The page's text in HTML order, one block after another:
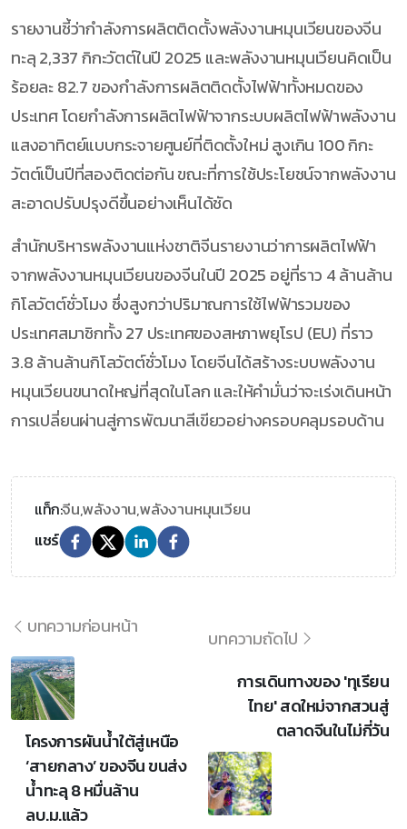
รายงานชี้ว่ากำลังการผลิตติดตั้งพลังงานหมุนเวียนของจีน
ทะลุ 2,337 กิกะวัตต์ในปี 2025 และพลังงานหมุนเวียนคิดเป็น
ร้อยละ 82.7 ของกำลังการผลิตติดตั้งไฟฟ้าทั้งหมดของ
ประเทศ โดยกำลังการผลิตไฟฟ้าจากระบบผลิตไฟฟ้าพลังงาน
แสงอาทิตย์แบบกระจายศูนย์ที่ติดตั้งใหม่ สูงเกิน 100 กิกะ
วัตต์เป็นปีที่สองติดต่อกัน ขณะที่การใช้ประโยชน์จากพลังงาน
สะอาดปรับปรุงดีขึ้นอย่างเห็นได้ชัด
สำนักบริหารพลังงานแห่งชาติจีนรายงานว่าการผลิตไฟฟ้า
จากพลังงานหมุนเวียนของจีนในปี 2025 อยู่ที่ราว 4 ล้านล้าน
กิโลวัตต์ชั่วโมง ซึ่งสูงกว่าปริมาณการใช้ไฟฟ้ารวมของ
ประเทศสมาชิกทั้ง 27 ประเทศของสหภาพยุโรป (EU) ที่ราว
3.8 ล้านล้านกิโลวัตต์ชั่วโมง โดยจีนได้สร้างระบบพลังงาน
หมุนเวียนขนาดใหญ่ที่สุดในโลก และให้คำมั่นว่าจะเร่งเดินหน้า
การเปลี่ยนผ่านสู่การพัฒนาสีเขียวอย่างครอบคลุมรอบด้าน
แท็ก:จีน,พลังงาน,พลังงานหมุนเวียน
แชร์
บทความก่อนหน้า
โครงการผันน้ำใต้สู่เหนือ
‘สายกลาง’ ของจีน ขนส่ง
น้ำทะลุ 8 หมื่นล้าน
ลบ.ม.แล้ว
บทความถัดไป
การเดินทางของ 'ทุเรียน
ไทย' สดใหม่จากสวนสู่
ตลาดจีนในไม่กี่วัน